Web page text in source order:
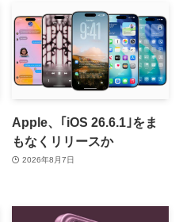
Apple、｢iOS 26.6.1｣をま
もなくリリースか
2026年8月7日